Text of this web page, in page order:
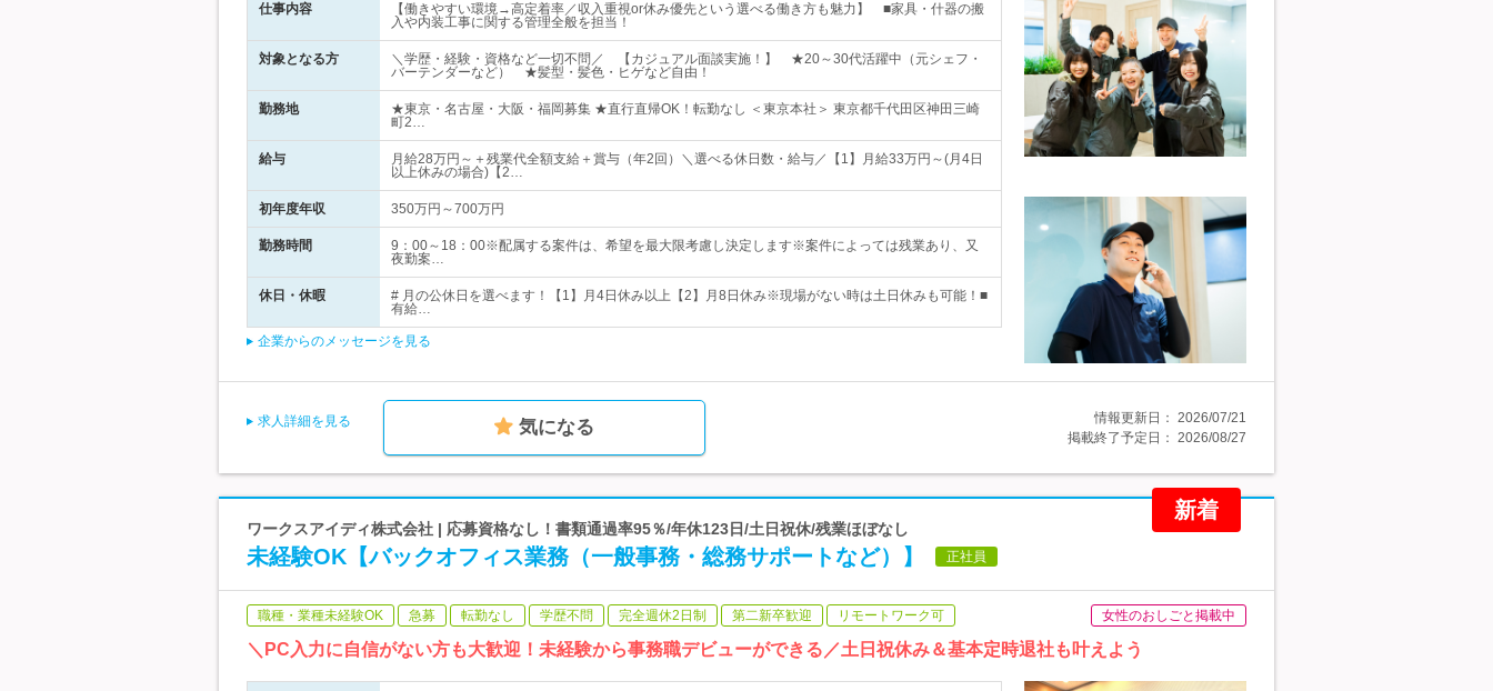
仕事内容
【働きやすい環境→高定着率／収入重視or休み優先という選べる働き方も魅力】 ■家具・什器の搬
入や内装工事に関する管理全般を担当！
対象となる方
＼学歴・経験・資格など一切不問／ 【カジュアル面談実施！】 ★20～30代活躍中（元シェフ・
バーテンダーなど） ★髪型・髪色・ヒゲなど自由！
勤務地
★東京・名古屋・大阪・福岡募集 ★直行直帰OK！転勤なし ＜東京本社＞ 東京都千代田区神田三崎
町2…
給与
月給28万円～＋残業代全額支給＋賞与（年2回）＼選べる休日数・給与／【1】月給33万円～(月4日
以上休みの場合)【2…
初年度年収 350万円～700万円
勤務時間
9：00～18：00※配属する案件は、希望を最大限考慮し決定します※案件によっては残業あり、又
夜勤案…
休日・休暇
# 月の公休日を選べます！【1】月4日休み以上【2】月8日休み※現場がない時は土日休みも可能！■
有給…
企業からのメッセージを見る
求人詳細を見る 気になる 情報更新日： 2026/07/21
掲載終了予定日： 2026/08/27
新着
ワークスアイディ株式会社 | 応募資格なし！書類通過率95％/年休123日/土日祝休/残業ほぼなし
未経験OK【バックオフィス業務（一般事務・総務サポートなど）】 正社員
職種・業種未経験OK 急募 転勤なし 学歴不問 完全週休2日制 第二新卒歓迎 リモートワーク可 女性のおしごと掲載中
＼PC入力に自信がない方も大歓迎！未経験から事務職デビューができる／土日祝休み＆基本定時退社も叶えよう